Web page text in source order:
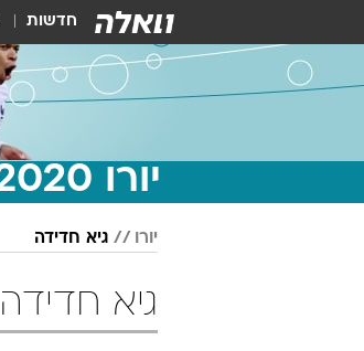
חדשות
יורו 2020
יורו גיא חדידה
גיא חדידה